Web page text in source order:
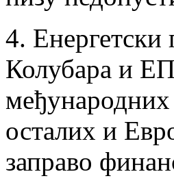
4. Енергетски
Колубара и
међународних
осталих и
заправо